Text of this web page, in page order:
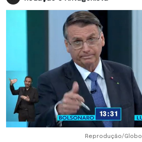
Reprodução/Globo